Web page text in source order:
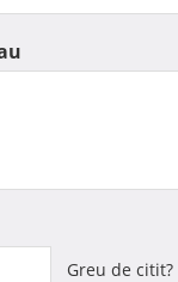
Greu de citit?